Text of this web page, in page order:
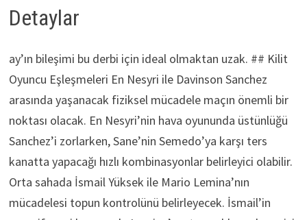
Detaylar
ay’ın bileşimi bu derbi için ideal olmaktan uzak. ## Kilit
Oyuncu Eşleşmeleri En Nesyri ile Davinson Sanchez
arasında yaşanacak fiziksel mücadele maçın önemli bir
noktası olacak. En Nesyri’nin hava oyununda üstünlüğü
Sanchez’i zorlarken, Sane’nin Semedo’ya karşı ters
kanatta yapacağı hızlı kombinasyonlar belirleyici olabilir.
Orta sahada İsmail Yüksek ile Mario Lemina’nın
mücadelesi topun kontrolünü belirleyecek. İsmail’in